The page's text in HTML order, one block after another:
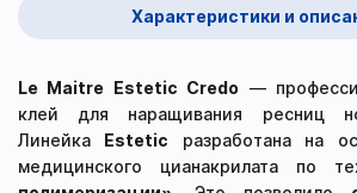
Характеристики и
Le Maitre Estetic Credo —
клей для наращивания ресниц
Линейка Estetic разработана на
медицинского цианакрилата по